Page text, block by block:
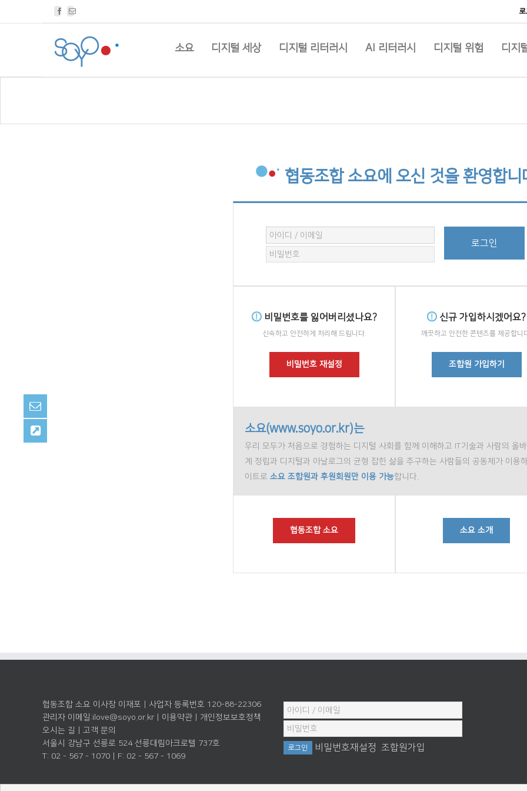
Facebook
로
소요 디지털 세상 디지털 리터러시 AI 리터러시 디지털 위험 디지
협동조합 소요에 오신 것을 환영합니
비밀번호를 잃어버리셨나요?
신속하고 안전하게 처리해 드립니다.
비밀번호 재설정
신규 가입하시겠어요?
깨끗하고 안전한 콘텐츠를 제공합니
조합원 가입하기
소요(www.soyo.or.kr)는
우리 모두가 처음으로 경험하는 디지털 사회를 함께 이해하고 IT기술과 사람의 올
계 정립과 디지털과 아날로그의 균형 잡힌 삶을 추구하는 사람들의 공동체가 이용
이트로 소요 조합원과 후원회원만 이용 가능합니다.
협동조합 소요 소요 소개
협동조합 소요 이사장 이재포 | 사업자 등록번호 120-88-22306
관리자 이메일:ilove@soyo.or.kr 이용약관
개인정보보호정책
오시는 길
고객 문의
서울시 강남구 선릉로 524 선릉대림아크로텔 737호
T: 02 - 567 - 1070 | F: 02 - 567 - 1069
비밀번호재설정 조합원가입